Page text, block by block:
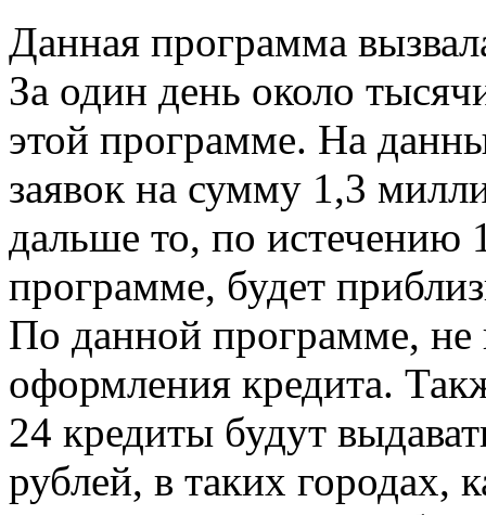
Данная программа
За один день около
этой программе. На
заявок на сумму 1,3
дальше то, по истечению
программе, будет
По данной программе, не
оформления кредита.
24 кредиты будут
рублей, в таких городах,